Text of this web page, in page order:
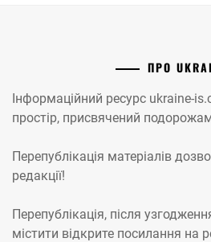
ПРО
Інформаційний ресурс ukraine-
простір, присвячений
Перепублікація матеріалів
редакції!
Перепублікація, після
містити відкрите посилання на